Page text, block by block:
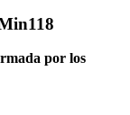
por los